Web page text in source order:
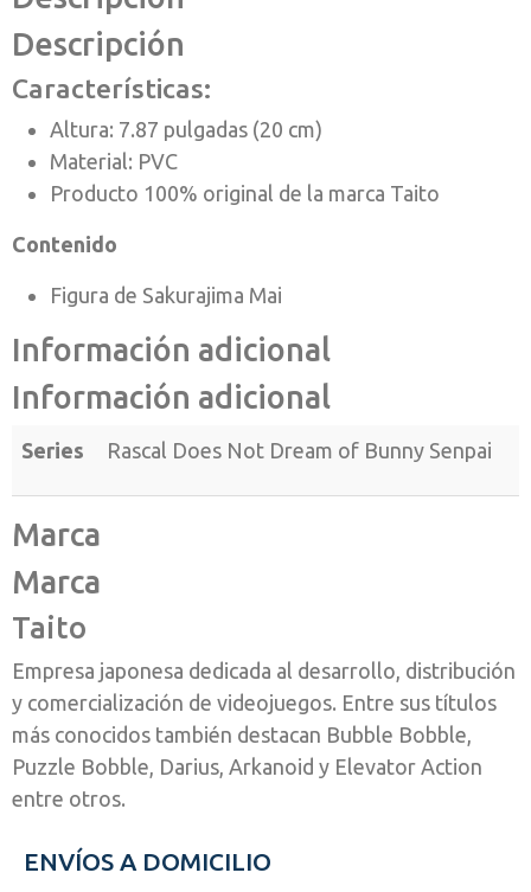
Descripción
Características:
Altura: 7.87 pulgadas (20 cm)
Material: PVC
Producto 100% original de la marca Taito
Contenido
Figura de Sakurajima Mai
Información adicional
Información adicional
Series Rascal Does Not Dream of Bunny Senpai
Marca
Marca
Taito
Empresa japonesa dedicada al desarrollo, distribución
y comercialización de videojuegos. Entre sus títulos
más conocidos también destacan Bubble Bobble,
Puzzle Bobble, Darius, Arkanoid y Elevator Action
entre otros.
ENVÍOS A DOMICILIO